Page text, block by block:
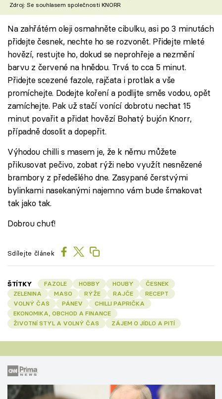
Zdroj: Se souhlasem společnosti KNORR
Na zahřátém oleji osmahněte cibulku, asi po 3 minutách
přidejte česnek, nechte ho se rozvonět. Přidejte mleté
hovězí, restujte ho, dokud se neprohřeje a nezmění
barvu z červené na hnědou. Trvá to cca 5 minut.
Přidejte scezené fazole, rajčata i protlak a vše
promíchejte. Dodejte koření a podlijte směs vodou, opět
zamíchejte. Pak už stačí vonící dobrotu nechat 15
minut povařit a přidat hovězí Bohatý bujón Knorr,
případně dosolit a dopepřit.
Výhodou chilli s masem je, že k němu můžete
přikusovat pečivo, zobat rýži nebo využít nesnězené
brambory z předešlého dne. Zasypané čerstvými
bylinkami nasekanými najemno vám bude šmakovat
tak jako tak.
Dobrou chuť!
Sdílejte článek
ŠTÍTKY FAZOLE HOBBY HOUBY
ČESNEK
ZELENINA
MASO RÝŽE RAJČE
RECEPT
VOLNÝ ČAS
PÁNEV
CHILLI PAPRIČKA
EKONOMIKA, OBCHOD A FINANCE
ŽIVOTNÍ STYL A VOLNÝ ČAS
ZÁJEM O JÍDLO A PITÍ